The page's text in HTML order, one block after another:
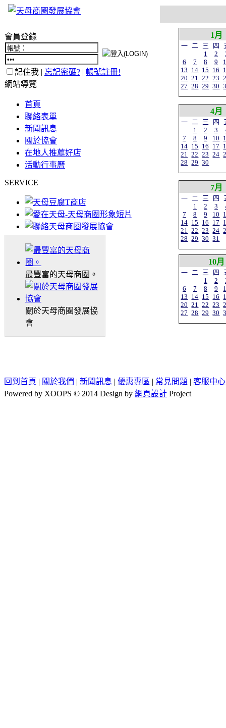
會員登錄
記住我 | 忘記密碼? | 帳號註冊!
網站導覽
首頁
聯絡表單
新聞訊息
關於協會
在地人推薦好店
活動行事曆
SERVICE
最豐富的天母商圈。
關於天母商圈發展協
會
1月
一 二 三 四
1
2
6
7 8 9
13 14 15 16
20 21 22 23
27 28 29 30
4月
一 二 三 四
1
2 3
7
8 9 10
14 15 16 17
21 22 23 24
28 29 30
7月
一 二 三 四
1
2 3
7
8 9 10
14 15 16 17
21 22 23 24
28 29 30 31
10月
一 二 三 四
1
2
6
7 8 9
13 14 15 16
20 21 22 23
27 28 29 30
回到首頁 | 關於我們 | 新聞訊息 | 優惠專區 | 常見問題 | 客服中心
Powered by XOOPS © 2014 Design by 網頁設計 Project